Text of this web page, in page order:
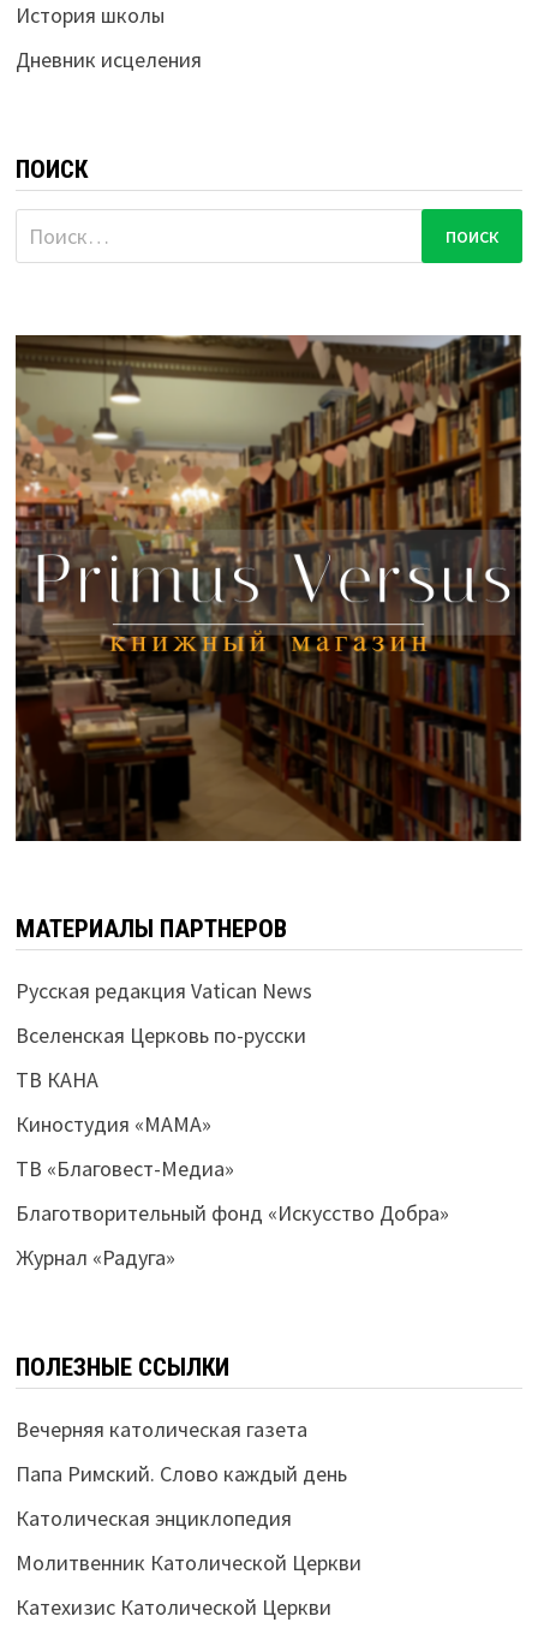
История школы
Дневник исцеления
ПОИСК
Найти:
МАТЕРИАЛЫ ПАРТНЕРОВ
Русская редакция Vatican News
Вселенская Церковь по-русски
ТВ КАНА
Киностудия «МАМА»
ТВ «Благовест-Медиа»
Благотворительный фонд «Искусство Добра»
Журнал «Радуга»
ПОЛЕЗНЫЕ ССЫЛКИ
Вечерняя католическая газета
Папа Римский. Слово каждый день
Католическая энциклопедия
Молитвенник Католической Церкви
Катехизис Католической Церкви